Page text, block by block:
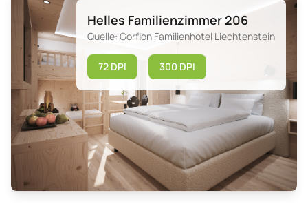
Helles Familienzimmer 206
Quelle: Gorfion Familienhotel Liechtenstein
72 DPI 300 DPI